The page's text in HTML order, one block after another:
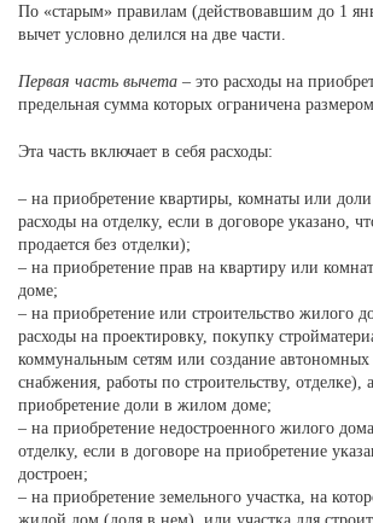
По «старым» правилам (действовавшим до 1
вычет условно делился на две части.
Первая часть вычета – это расходы на
предельная сумма которых ограничена
Эта часть включает в себя расходы:
– на приобретение квартиры, комнаты или
расходы на отделку, если в договоре указано,
продается без отделки);
– на приобретение прав на квартиру или
доме;
– на приобретение или строительство жилого
расходы на проектировку, покупку
коммунальным сетям или создание автономных
снабжения, работы по строительству, отделке),
приобретение доли в жилом доме;
– на приобретение недостроенного жилого
отделку, если в договоре на приобретение
достроен;
– на приобретение земельного участка, на